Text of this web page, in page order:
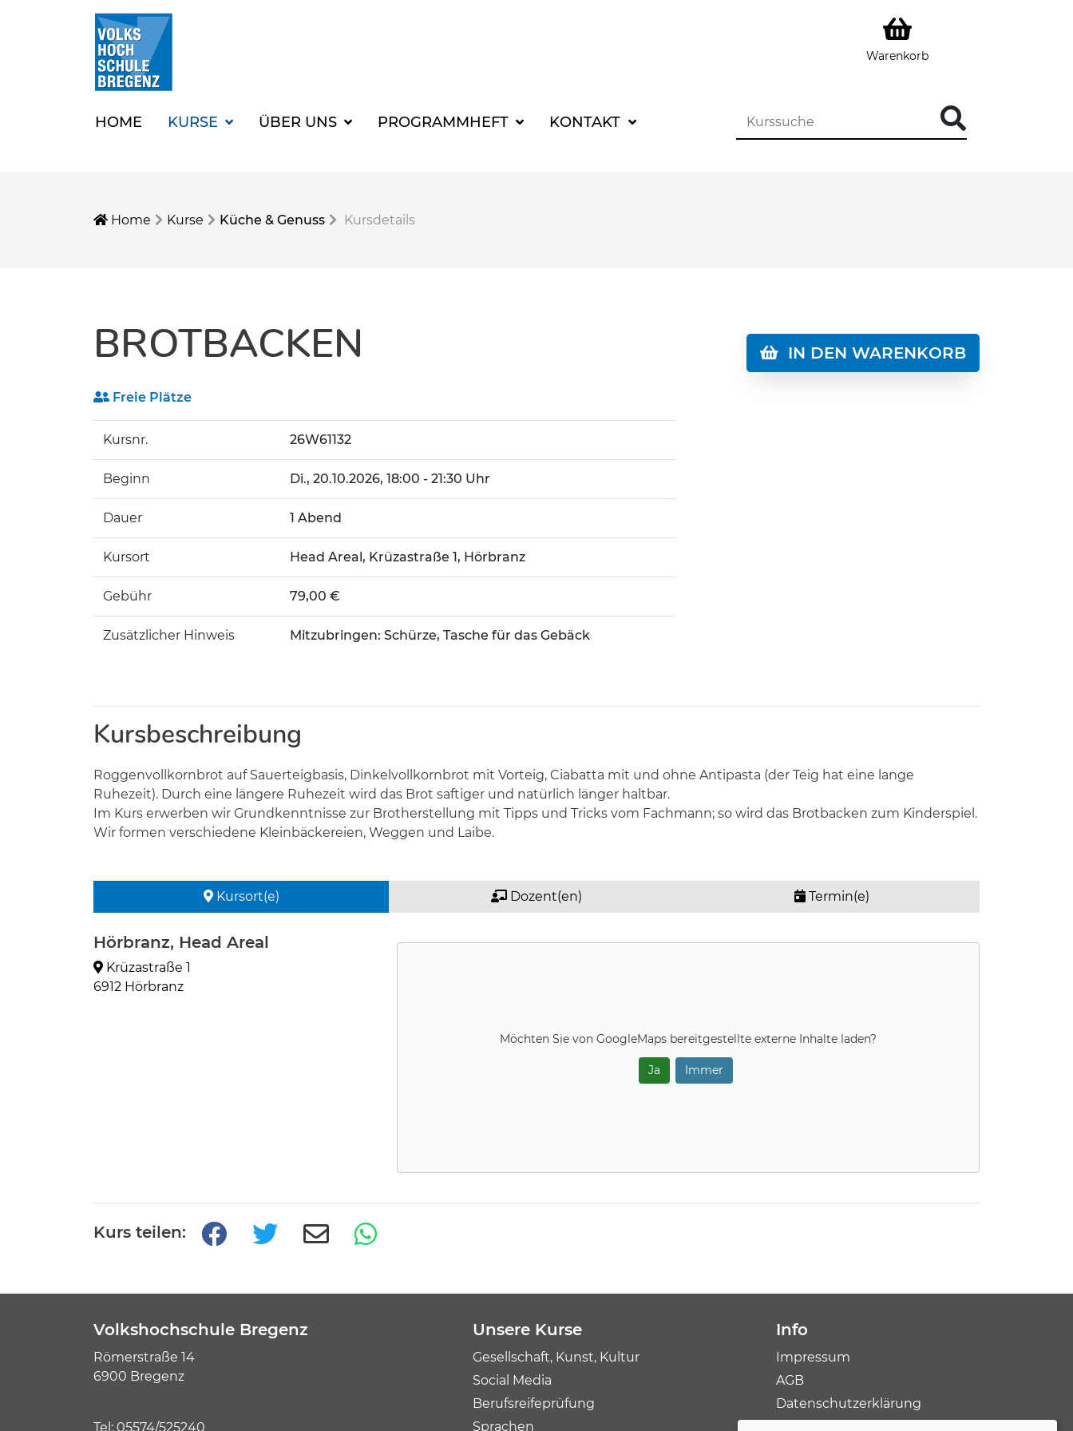
Warenkorb
HOME KURSE ÜBER UNS PROGRAMMHEFT KONTAKT
Home Kurse Küche & Genuss Kursdetails
BROTBACKEN
Freie Plätze
Kursnr. 26W61132
Beginn Di., 20.10.2026, 18:00 - 21:30 Uhr
Dauer 1 Abend
Kursort Head Areal, Krüzastraße 1, Hörbranz
Gebühr 79,00 €
Zusätzlicher Hinweis Mitzubringen: Schürze, Tasche für das Gebäck
IN DEN WARENKORB
Kursbeschreibung
Roggenvollkornbrot auf Sauerteigbasis, Dinkelvollkornbrot mit Vorteig, Ciabatta mit und ohne Antipasta (der Teig hat eine lange
Ruhezeit). Durch eine längere Ruhezeit wird das Brot saftiger und natürlich länger haltbar.
Im Kurs erwerben wir Grundkenntnisse zur Brotherstellung mit Tipps und Tricks vom Fachmann; so wird das Brotbacken zum Kinderspiel.
Wir formen verschiedene Kleinbäckereien, Weggen und Laibe.
Kursort(e) Dozent(en) Termin(e)
Hörbranz, Head Areal
Krüzastraße 1
6912 Hörbranz
Möchten Sie von GoogleMaps bereitgestellte externe Inhalte laden?
Ja Immer
Kurs teilen:
Volkshochschule Bregenz
Römerstraße 14
6900 Bregenz
Tel: 05574/525240
Unsere Kurse
Gesellschaft, Kunst, Kultur
Social Media
Berufsreifeprüfung
Sprachen
Info
Impressum
AGB
Datenschutzerklärung